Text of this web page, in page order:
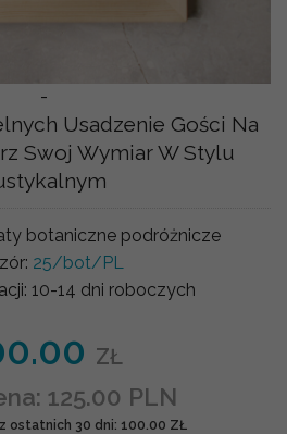
-
Usadzenie Gości Na
Swoj Wymiar W Stylu
botaniczne podróżnicze
25/bot/PL
10-14 dni roboczych
ZŁ
125.00 PLN
ostatnich 30 dni: 100.00 ZŁ